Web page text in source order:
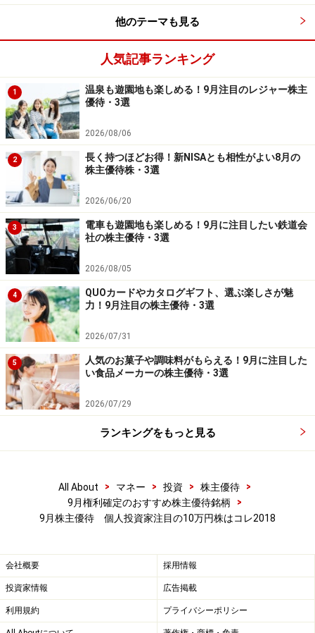
八洲電機<3153>（東証1部）
八洲電機WEB
八洲電機<3153>は東京都港区新橋に本社がある日立系列
の電気機器などの専門商社です。工場や企業向けに電気
機器納入・設置工事まで一気通貫に提供しています。
■株式データ
株価924円
売買単位 100株
予想PER（連）12.21倍
PBR（連) 1.09倍
予想配当利回り 1.95％
時価総額 約201億円
優待がもらえる株数：100株以上
優待内容：
東日本復興支援ジェフグルメカード
200株以上 2,000円相当
他のテーマも見る
人気記事ランキング
1
温泉も遊園地も楽しめる！9月注目のレジャー株主
優待・3選
2026/08/06
2
長く持つほどお得！新NISAとも相性がよい8月の
株主優待株・3選
2026/06/20
3
電車も遊園地も楽しめる！9月に注目したい鉄道会
社の株主優待・3選
2026/08/05
4
QUOカードやカタログギフト、選ぶ楽しさが魅
力！9月注目の株主優待・3選
2026/07/31
5
人気のお菓子や調味料がもらえる！9月に注目した
い食品メーカーの株主優待・3選
2026/07/29
ランキングをもっと見る
All About > マネー > 投資 > 株主優待
>
9月権利確定のおすすめ株主優待銘柄
>
9月株主優待 個人投資家注目の10万円株はコレ2018
会社概要 採用情報
投資家情報 広告掲載
利用規約 プライバシーポリシー